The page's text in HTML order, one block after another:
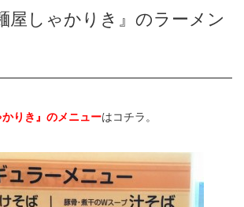
屋しゃかりき』のラーメン
かりき』のメニューはコチラ。